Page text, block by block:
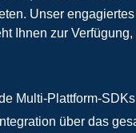
Unser engagiertes
Ihnen zur Verfügung,
Multi-Plattform-
über das